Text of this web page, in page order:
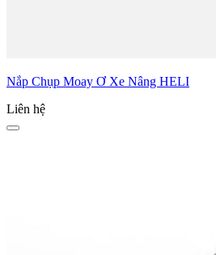
Nắp Chụp Moay Ơ Xe Nâng HELI
Liên hệ